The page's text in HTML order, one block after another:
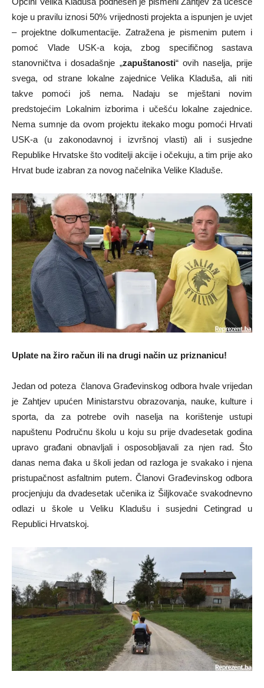
koje u pravilu iznosi 50% vrijednosti projekta a ispunjen je uvjet
– projektne dolkumentacije. Zatražena je pismenim putem i
pomoć Vlade USK-a koja, zbog specifičnog sastava
stanovničtva i dosadašnje „zapuštanosti“ ovih naselja, prije
svega, od strane lokalne zajednice Velika Kladuša, ali niti
takve pomoći još nema. Nadaju se mještani novim
predstojećim Lokalnim izborima i učešću lokalne zajednice.
Nema sumnje da ovom projektu itekako mogu pomoći Hrvati
USK-a (u zakonodavnoj i izvršnoj vlasti) ali i susjedne
Republike Hrvatske što voditelji akcije i očekuju, a tim prije ako
Hrvat bude izabran za novog načelnika Velike Kladuše.
Uplate na žiro račun ili na drugi način uz priznanicu!
Jedan od poteza članova Građevinskog odbora hvale vrijedan
je Zahtjev upućen Ministarstvu obrazovanja, nauke, kulture i
sporta, da za potrebe ovih naselja na korištenje ustupi
napuštenu Područnu školu u koju su prije dvadesetak godina
upravo građani obnavljali i osposobljavali za njen rad. Što
danas nema đaka u školi jedan od razloga je svakako i njena
pristupačnost asfaltnim putem. Članovi Građevinskog odbora
procjenjuju da dvadesetak učenika iz Šiljkovače svakodnevno
odlazi u škole u Veliku Kladušu i susjedni Cetingrad u
Republici Hrvatskoj.